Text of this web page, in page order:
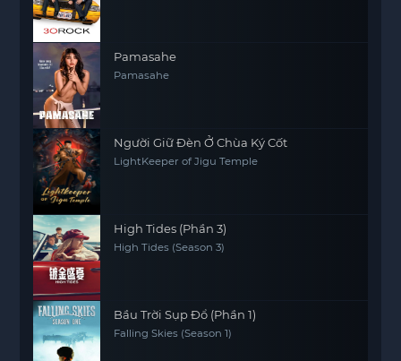
Pamasahe
Pamasahe
Người Giữ Đèn Ở Chùa Ký Cốt
LightKeeper of Jigu Temple
High Tides (Phần 3)
High Tides (Season 3)
Bầu Trời Sụp Đổ (Phần 1)
Falling Skies (Season 1)